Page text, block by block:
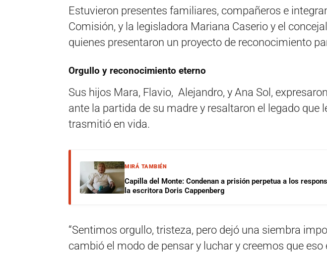
Estuvieron presentes familiares, compañeros e
Comisión, y la legisladora Mariana Caserio y el
quienes presentaron un proyecto de reconocimiento
Orgullo y reconocimiento eterno
Sus hijos Mara, Flavio, Alejandro, y Ana Sol,
ante la partida de su madre y resaltaron el legado que
trasmitió en vida.
MIRÁ TAMBIÉN
Capilla del Monte: Condenan a prisión perpetua a los
la escritora Doris Cappenberg
“Sentimos orgullo, tristeza, pero dejó una siembra
cambió el modo de pensar y luchar y creemos que eso